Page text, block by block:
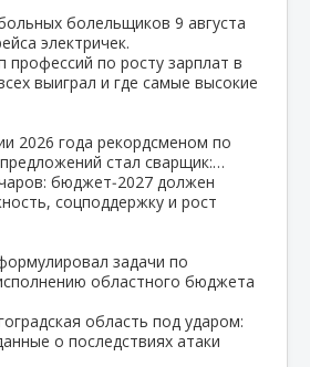
болельщиков 9 августа
электричек.
профессий по росту зарплат в
выиграл и где самые высокие
2026 года рекордсменом по
стал сварщик:…
бюджет‑2027 должен
соцподдержку и рост
задачи по
областного бюджета
область под ударом:
о последствиях атаки